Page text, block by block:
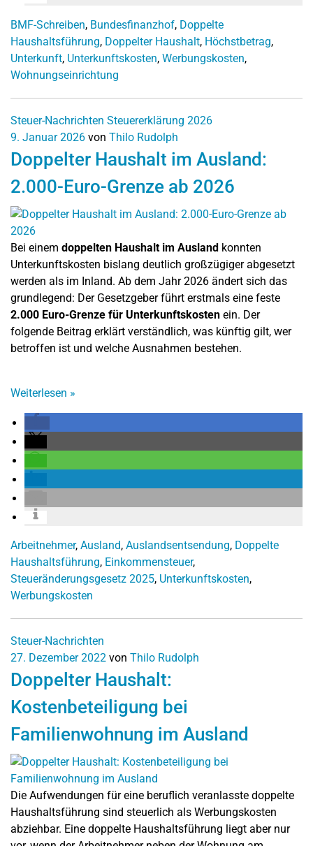
BMF-Schreiben, Bundesfinanzhof, Doppelte
Haushaltsführung, Doppelter Haushalt, Höchstbetrag,
Unterkunft, Unterkunftskosten, Werbungskosten,
Wohnungseinrichtung
Steuer-Nachrichten Steuererklärung 2026
9. Januar 2026 von Thilo Rudolph
Doppelter Haushalt im Ausland:
2.000-Euro-Grenze ab 2026
Bei einem doppelten Haushalt im Ausland konnten
Unterkunftskosten bislang deutlich großzügiger abgesetzt
werden als im Inland. Ab dem Jahr 2026 ändert sich das
grundlegend: Der Gesetzgeber führt erstmals eine feste
2.000 Euro-Grenze für Unterkunftskosten ein. Der
folgende Beitrag erklärt verständlich, was künftig gilt, wer
betroffen ist und welche Ausnahmen bestehen.
Weiterlesen »
Arbeitnehmer, Ausland, Auslandsentsendung, Doppelte
Haushaltsführung, Einkommensteuer,
Steueränderungsgesetz 2025, Unterkunftskosten,
Werbungskosten
Steuer-Nachrichten
27. Dezember 2022 von Thilo Rudolph
Doppelter Haushalt:
Kostenbeteiligung bei
Familienwohnung im Ausland
Die Aufwendungen für eine beruflich veranlasste doppelte
Haushaltsführung sind steuerlich als Werbungskosten
abziehbar. Eine doppelte Haushaltsführung liegt aber nur